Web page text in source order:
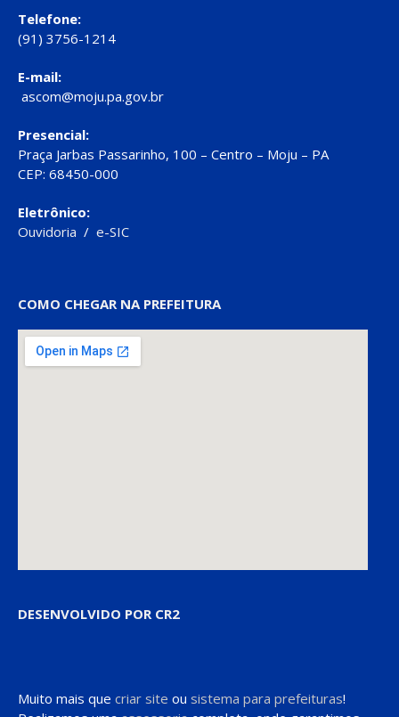
Telefone:
(91) 3756-1214
E-mail:
ascom@moju.pa.gov.br
Presencial:
Praça Jarbas Passarinho, 100 – Centro – Moju – PA
CEP: 68450-000
Eletrônico:
Ouvidoria / e-SIC
COMO CHEGAR NA PREFEITURA
DESENVOLVIDO POR CR2
Muito mais que criar site ou sistema para prefeituras!